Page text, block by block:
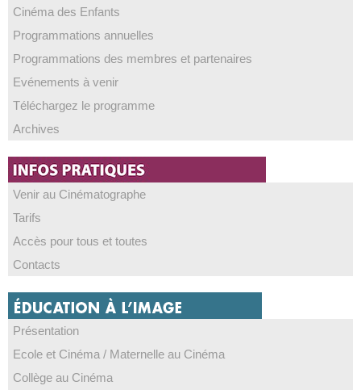
Cinéma des Enfants
Programmations annuelles
Programmations des membres et partenaires
Evénements à venir
Téléchargez le programme
Archives
Venir au Cinématographe
Tarifs
Accès pour tous et toutes
Contacts
Présentation
Ecole et Cinéma / Maternelle au Cinéma
Collège au Cinéma